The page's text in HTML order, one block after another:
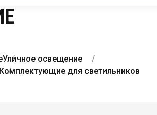
Уличное освещение
Комплектующие для светильников